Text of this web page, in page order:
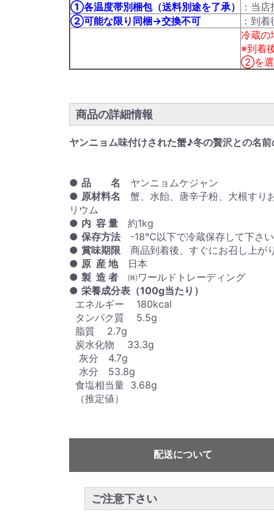
①各温度帯別梱包（送料別途を了承）
：当
②可能な限り同梱→交換不可
：到
冷蔵の
※到着
②を選
商品の詳細情報
ヤンニョム味付けされた蟹♪冬の贅沢との名
● 品 名 ヤンニョムケジャン
● 原材料名 蟹、水飴、唐辛子粉、大根すり
リウム
● 内 容 量 約1kg
● 保存方法 -18℃以下で冷蔵保存して下さ
● 賞味期限 商品到着後、すぐにお召し上が
● 原 産 地日本
● 製 造 者 ㈱ワールドトレーディング
● 栄養成分表（100g当たり）
エネルギー 180kcal
タンパク質 5.5g
脂質 2.7g
炭水化物 33.3g
灰分 4.7g
水分 53.8g
食塩相当量 3.68g
（推定値）
配送について
ご注意下さい